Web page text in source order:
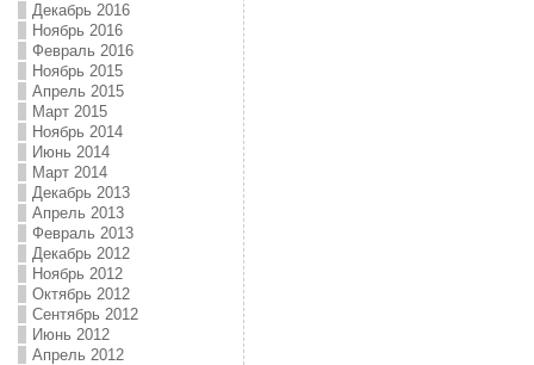
Декабрь 2016
Ноябрь 2016
Февраль 2016
Ноябрь 2015
Апрель 2015
Март 2015
Ноябрь 2014
Июнь 2014
Март 2014
Декабрь 2013
Апрель 2013
Февраль 2013
Декабрь 2012
Ноябрь 2012
Октябрь 2012
Сентябрь 2012
Июнь 2012
Апрель 2012